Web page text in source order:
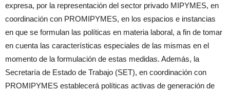
expresa, por la representación del sector privado MIPYMES, en
coordinación con PROMIPYMES, en los espacios e instancias
en que se formulan las políticas en materia laboral, a fin de tomar
en cuenta las características especiales de las mismas en el
momento de la formulación de estas medidas. Además, la
Secretaría de Estado de Trabajo (SET), en coordinación con
PROMIPYMES establecerá políticas activas de generación de